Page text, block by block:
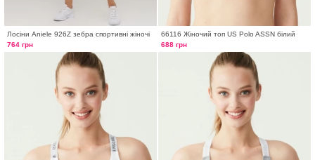
Лосіни Aniele 926Z зебра спортивні жіночі
764 грн
66116 Жіночий топ US Polo ASSN білий
688 грн